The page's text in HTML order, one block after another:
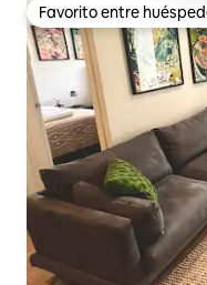
Favorito entre
Favorito entre